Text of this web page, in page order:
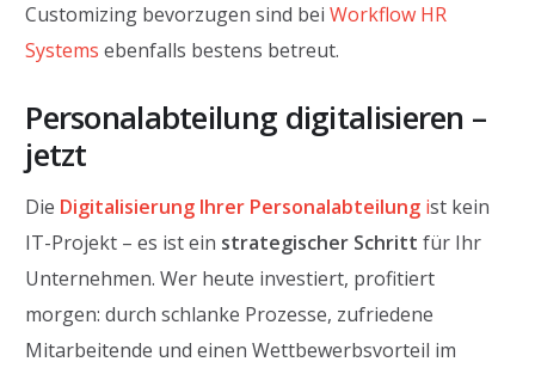
Customizing bevorzugen sind beiWorkflow HR
Systemsebenfalls bestens betreut.
Personalabteilung digitalisieren –
jetzt
Die Digitalisierung Ihrer Personalabteilung ist kein
IT-Projekt – es ist ein strategischer Schritt für Ihr
Unternehmen. Wer heute investiert, profitiert
morgen: durch schlanke Prozesse, zufriedene
Mitarbeitende und einen Wettbewerbsvorteil im